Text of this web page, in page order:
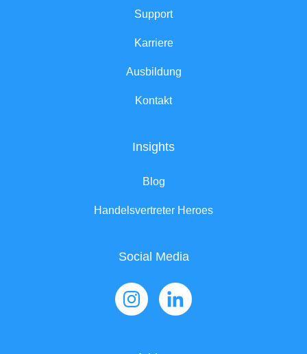
Support
Karriere
Ausbildung
Kontakt
Insights
Blog
Handelsvertreter Heroes
Social Media